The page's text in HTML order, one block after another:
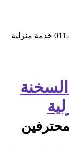
صيانة ثلاجات في العين السخنة 01128412648 خدمة منزلية